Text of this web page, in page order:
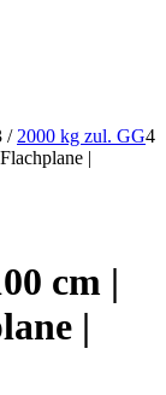
/ 2000 kg zul. GG4
|
cm |
|